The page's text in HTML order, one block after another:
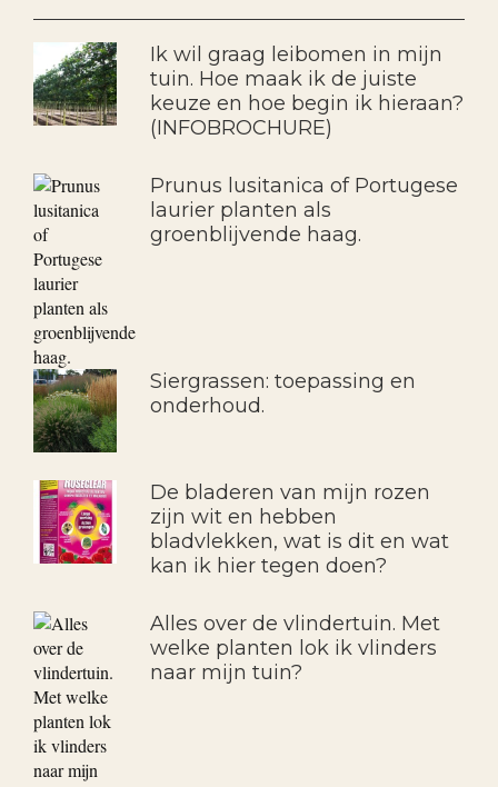
Ik wil graag leibomen in mijn
tuin. Hoe maak ik de juiste
keuze en hoe begin ik hieraan?
(INFOBROCHURE)
Prunus lusitanica of Portugese
laurier planten als
groenblijvende haag.
Siergrassen: toepassing en
onderhoud.
De bladeren van mijn rozen
zijn wit en hebben
bladvlekken, wat is dit en wat
kan ik hier tegen doen?
Alles over de vlindertuin. Met
welke planten lok ik vlinders
naar mijn tuin?